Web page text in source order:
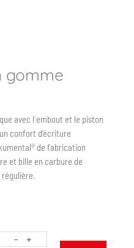
gomme
avec l´embout et le piston
confort d’écriture
de fabrication
et bille en carbure de
- +